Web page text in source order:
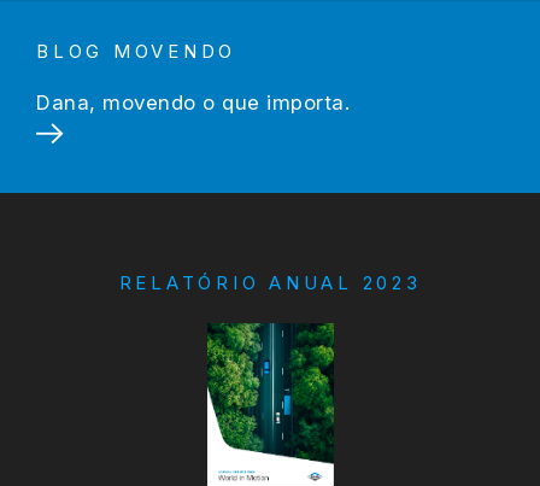
BLOG MOVENDO
Dana, movendo o que importa.
RELATÓRIO ANUAL 2023